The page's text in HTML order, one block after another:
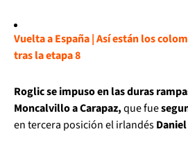
Vuelta a España | Así están los
tras la etapa 8
Roglic se impuso en las duras
Moncalvillo a Carapaz,que fue
en tercera posición el irlandés